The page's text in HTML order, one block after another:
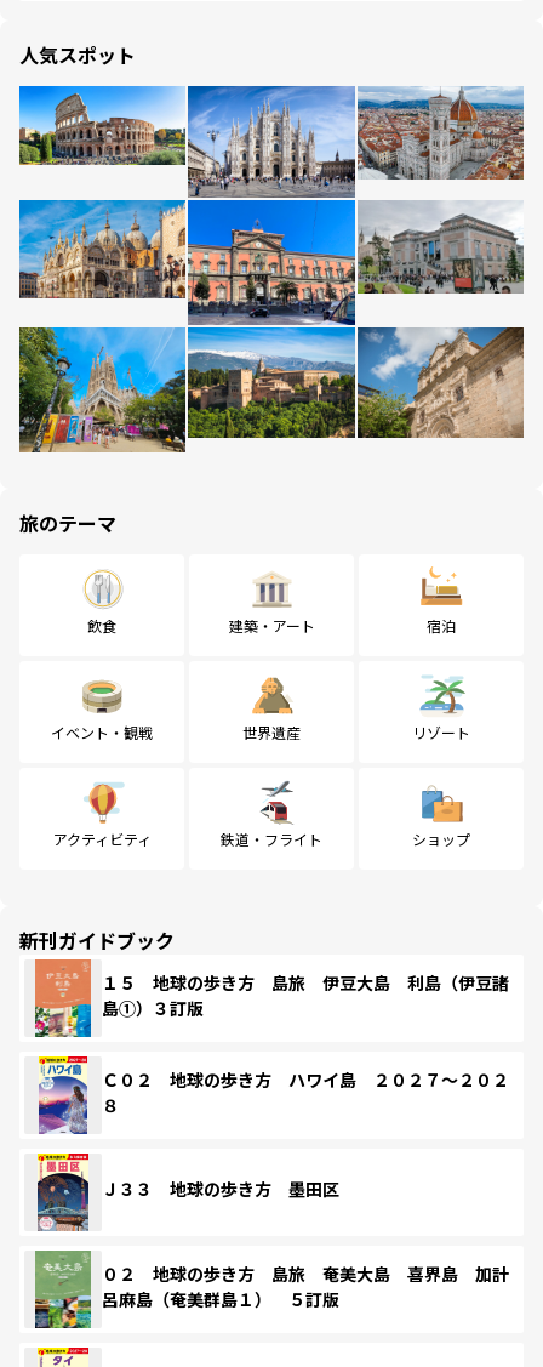
人気スポット
旅のテーマ
飲食 建築・アート 宿泊
イベント・観戦 世界遺産 リゾート
アクティビティ 鉄道・フライト ショップ
新刊ガイドブック
１５ 地球の歩き方 島旅 伊豆大島 利島（伊豆諸
島①）３訂版
Ｃ０２ 地球の歩き方 ハワイ島 ２０２７～２０２
８
Ｊ３３ 地球の歩き方 墨田区
０２ 地球の歩き方 島旅 奄美大島 喜界島 加計
呂麻島（奄美群島１） ５訂版